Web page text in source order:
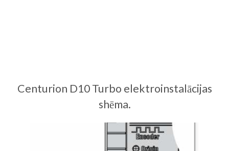
Centurion D10 Turbo elektroinstalācijas
shēma.